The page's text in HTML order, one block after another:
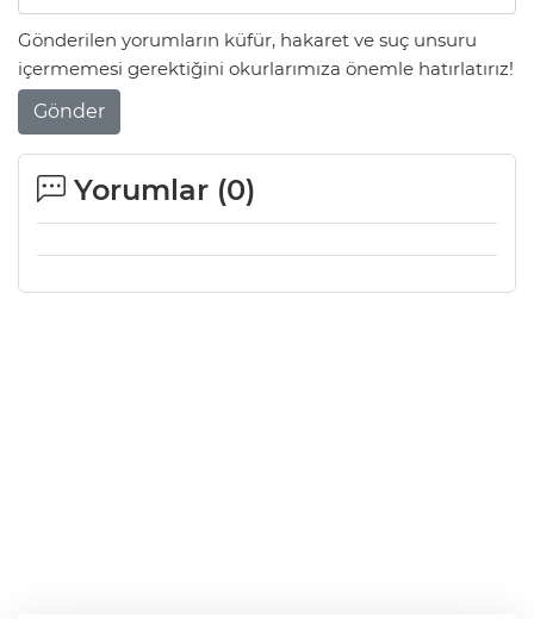
Gönderilen yorumların küfür, hakaret ve suç unsuru
içermemesi gerektiğini okurlarımıza önemle hatırlatırız!
Gönder
Yorumlar (0)